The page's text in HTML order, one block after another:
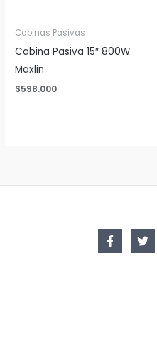
Cabinas Pasivas
Cabina Pasiva 15″ 800W
Maxlin
$598.000